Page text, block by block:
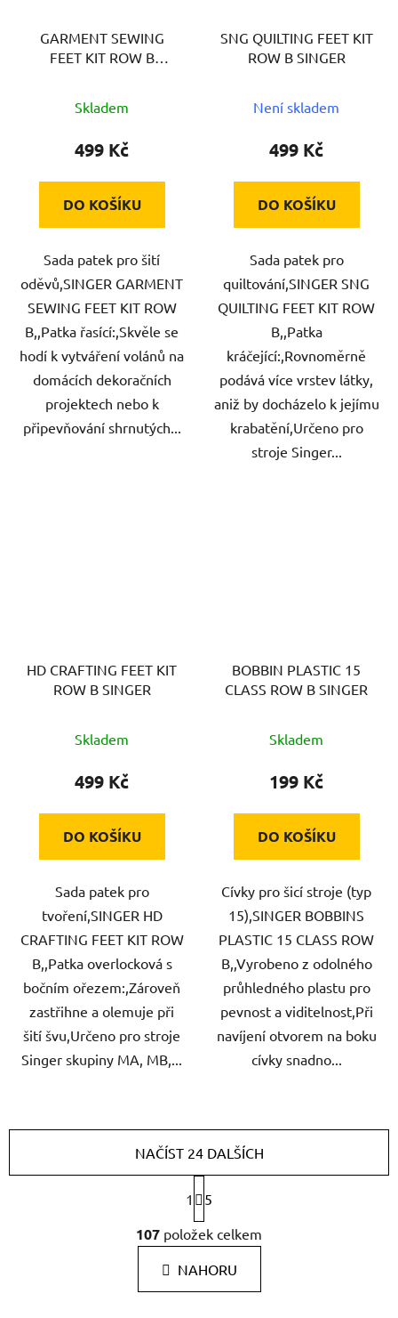
GARMENT SEWING
FEET KIT ROW B
Skladem
499 Kč
DO KOŠÍKU
Sada patek pro šití
oděvů,SINGER GARMENT
SEWING FEET KIT ROW
B,,Patka řasící:,Skvěle se
hodí k vytváření volánů na
domácích dekoračních
projektech nebo k
připevňování shrnutých...
SNG QUILTING FEET KIT
ROW B SINGER
Není skladem
499 Kč
DO KOŠÍKU
Sada patek pro
quiltování,SINGER SNG
QUILTING FEET KIT ROW
B,,Patka
kráčející:,Rovnoměrně
podává více vrstev látky,
aniž by docházelo k jejímu
krabatění,Určeno pro
stroje Singer...
HD CRAFTING FEET KIT
ROW B SINGER
Skladem
499 Kč
DO KOŠÍKU
Sada patek pro
tvoření,SINGER HD
CRAFTING FEET KIT ROW
B,,Patka overlocková s
bočním ořezem:,Zároveň
zastřihne a olemuje při
šití švu,Určeno pro stroje
Singer skupiny MA, MB,...
BOBBIN PLASTIC 15
CLASS ROW B SINGER
Skladem
199 Kč
DO KOŠÍKU
Cívky pro šicí stroje (typ
15),SINGER BOBBINS
PLASTIC 15 CLASS ROW
B,,Vyrobeno z odolného
průhledného plastu pro
pevnost a viditelnost,Při
navíjení otvorem na boku
cívky snadno...
O
v
á
d
NAČÍST 24 DALŠÍCH
t
r
á
n
k
1 5
107 položek celkem
NAHORU